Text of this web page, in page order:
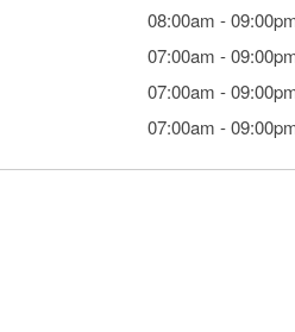
08:00am -
07:00am -
07:00am -
07:00am -